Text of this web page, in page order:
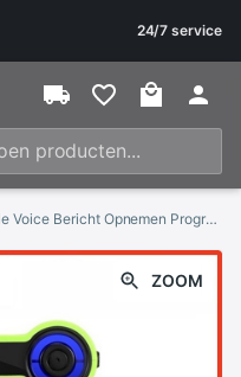
24/7 service
Jjrc R13 Smart Robot Controle Voice Bericht Opnemen Programmeerbare Speelgoed Dance Robotica Kit Intelligente Kinderspeelgoed
ZOOM